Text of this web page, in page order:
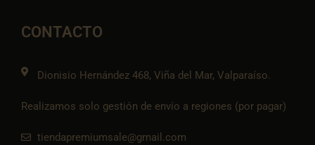
o
k
r
a
p
e
CONTACTO
Dionisio Hernández 468, Viña del Mar, Valparaíso.
Realizamos solo gestión de envío a regiones (por pagar)
tiendapremiumsale@gmail.com